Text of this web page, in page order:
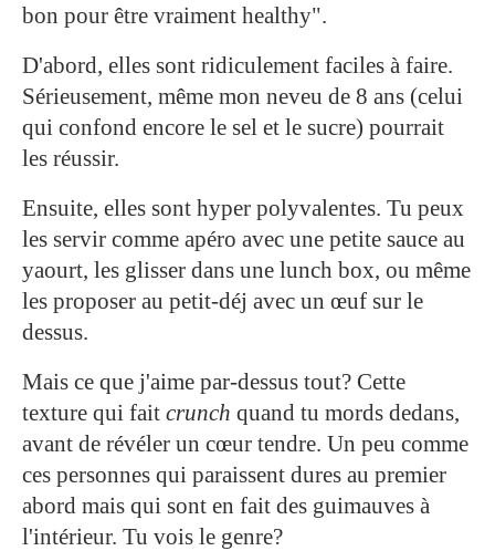
bon pour être vraiment healthy".
D'abord, elles sont ridiculement faciles à faire.
Sérieusement, même mon neveu de 8 ans (celui
qui confond encore le sel et le sucre) pourrait
les réussir.
Ensuite, elles sont hyper polyvalentes. Tu peux
les servir comme apéro avec une petite sauce au
yaourt, les glisser dans une lunch box, ou même
les proposer au petit-déj avec un œuf sur le
dessus.
Mais ce que j'aime par-dessus tout? Cette
texture qui fait crunch quand tu mords dedans,
avant de révéler un cœur tendre. Un peu comme
ces personnes qui paraissent dures au premier
abord mais qui sont en fait des guimauves à
l'intérieur. Tu vois le genre?